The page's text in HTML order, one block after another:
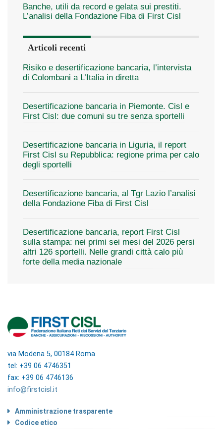
Banche, utili da record e gelata sui prestiti.
L’analisi della Fondazione Fiba di First Cisl
Articoli recenti
Risiko e desertificazione bancaria, l’intervista
di Colombani a L’Italia in diretta
Desertificazione bancaria in Piemonte. Cisl e
First Cisl: due comuni su tre senza sportelli
Desertificazione bancaria in Liguria, il report
First Cisl su Repubblica: regione prima per calo
degli sportelli
Desertificazione bancaria, al Tgr Lazio l’analisi
della Fondazione Fiba di First Cisl
Desertificazione bancaria, report First Cisl
sulla stampa: nei primi sei mesi del 2026 persi
altri 126 sportelli. Nelle grandi città calo più
forte della media nazionale
via Modena 5, 00184 Roma
tel: +39 06 4746351
fax: +39 06 4746136
info@firstcisl.it
Amministrazione trasparente
Codice etico